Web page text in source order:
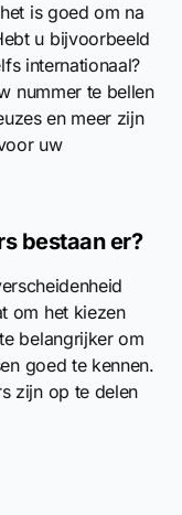
is goed om na
u bijvoorbeeld
internationaal?
nummer te bellen
en meer zijn
uw
bestaan er?
om het kiezen
belangrijker om
goed te kennen.
zijn op te delen